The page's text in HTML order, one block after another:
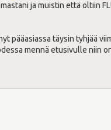
ja muistin että oltiin
pääasiassa täysin tyhjää
mennä etusivulle niin